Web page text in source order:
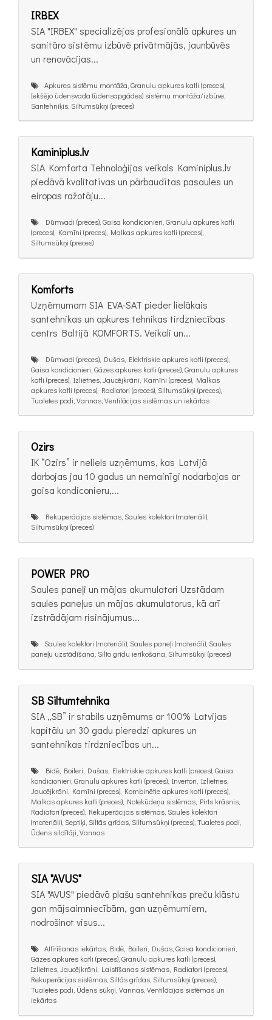
IRBEX
SIA "IRBEX" specializējas profesionālā apkures un
sanitāro sistēmu izbūvē privātmājās, jaunbūvēs
un renovācijas...
Apkures sistēmu montāža, Granulu apkures katli (preces),
Iekšējo ūdensvada (ūdensapgādes) sistēmu montāža/izbūve,
Santehniķis, Siltumsūkņi (preces)
Kaminiplus.lv
SIA Komforta Tehnoloģijas veikals Kaminiplus.lv
piedāvā kvalitatīvas un pārbaudītas pasaules un
eiropas ražotāju...
Dūmvadi (preces), Gaisa kondicionieri, Granulu apkures katli
(preces), Kamīni (preces), Malkas apkures katli (preces),
Siltumsūkņi (preces)
Komforts
Uzņēmumam SIA EVA-SAT pieder lielākais
santehnikas un apkures tehnikas tirdzniecības
centrs Baltijā KOMFORTS. Veikali un...
Dūmvadi (preces), Dušas, Elektriskie apkures katli (preces),
Gaisa kondicionieri, Gāzes apkures katli (preces), Granulu apkures
katli (preces), Izlietnes, Jaucējkrāni, Kamīni (preces), Malkas
apkures katli (preces), Radiatori (preces), Siltumsūkņi (preces),
Tualetes podi, Vannas, Ventilācijas sistēmas un iekārtas
Ozirs
IK “Ozirs” ir neliels uzņēmums, kas Latvijā
darbojas jau 10 gadus un nemainīgi nodarbojas ar
gaisa kondiconieru,...
Rekuperācijas sistēmas, Saules kolektori (materiāli),
Siltumsūkņi (preces)
POWER PRO
Saules paneļi un mājas akumulatori Uzstādam
saules paneļus un mājas akumulatorus, kā arī
izstrādājam risinājumus...
Saules kolektori (materiāli), Saules paneļi (materiāli), Saules
paneļu uzstādīšana, Silto grīdu ierīkošana, Siltumsūkņi (preces)
SB Siltumtehnika
SIA „SB” ir stabils uzņēmums ar 100% Latvijas
kapitālu un 30 gadu pieredzi apkures un
santehnikas tirdzniecības un...
Bidē, Boileri, Dušas, Elektriskie apkures katli (preces), Gaisa
kondicionieri, Granulu apkures katli (preces), Invertori, Izlietnes,
Jaucējkrāni, Kamīni (preces), Kombinētie apkures katli (preces),
Malkas apkures katli (preces), Notekūdeņu sistēmas, Pirts krāsnis,
Radiatori (preces), Rekuperācijas sistēmas, Saules kolektori
(materiāli), Septiķi, Siltās grīdas, Siltumsūkņi (preces), Tualetes podi,
Ūdens sildītāji, Vannas
SIA "AVUS"
SIA "AVUS" piedāvā plašu santehnikas preču klāstu
gan mājsaimniecībām, gan uzņēmumiem,
nodrošinot visus...
Attīrīšanas iekārtas, Bidē, Boileri, Dušas, Gaisa kondicionieri,
Gāzes apkures katli (preces), Granulu apkures katli (preces),
Izlietnes, Jaucējkrāni, Laistīšanas sistēmas, Radiatori (preces),
Rekuperācijas sistēmas, Siltās grīdas, Siltumsūkņi (preces),
Tualetes podi, Ūdens sūkņi, Vannas, Ventilācijas sistēmas un
iekārtas